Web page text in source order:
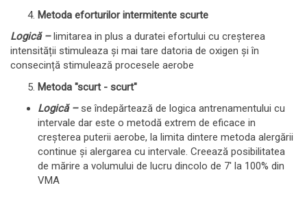
Metoda eforturilor intermitente scurte
Logică –limitarea in plus a duratei efortului cu creșterea
intensității stimuleaza și mai tare datoria de oxigen și în
consecință stimulează procesele aerobe
Metoda "scurt - scurt"
Logică – se îndepărtează de logica antrenamentului cu
intervale dar este o metodă extrem de eficace in
creșterea puterii aerobe, la limita dintere metoda alergării
continue și alergarea cu intervale. Creează posibilitatea
de mărire a volumului de lucru dincolo de 7' la 100% din
VMA